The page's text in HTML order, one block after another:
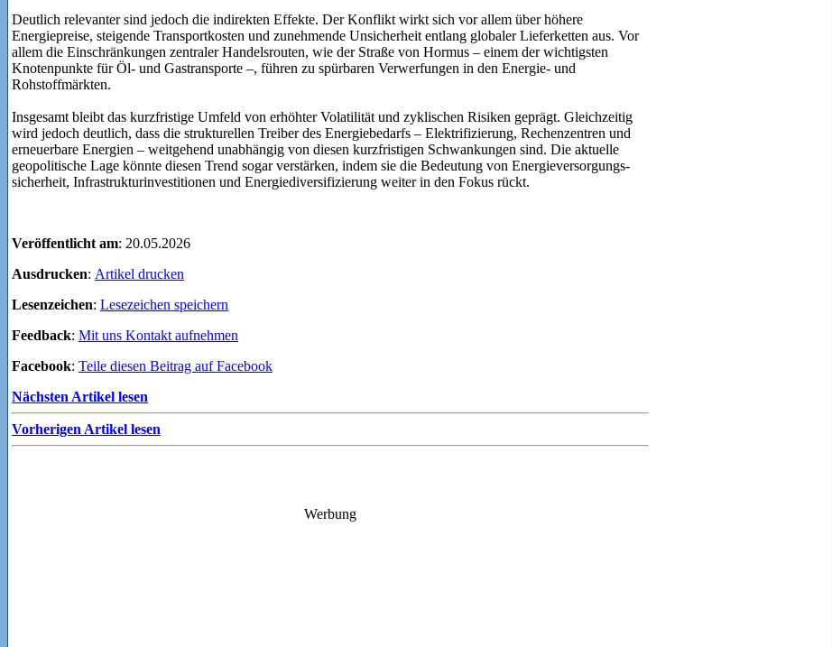
Deutlich relevanter sind jedoch die indirekten Effekte. Der Konflikt wirkt sich vor allem über höhere
Energiepreise, steigende Transportkosten und zunehmende Unsicherheit entlang globaler Lieferketten aus. Vor
allem die Einschränkungen zentraler Handelsrouten, wie der Straße von Hormus – einem der wichtigsten
Knotenpunkte für Öl- und Gastransporte –, führen zu spürbaren Verwerfungen in den Energie- und
Rohstoffmärkten.
Insgesamt bleibt das kurzfristige Umfeld von erhöhter Volatilität und zyklischen Risiken geprägt. Gleichzeitig
wird jedoch deutlich, dass die strukturellen Treiber des Energiebedarfs – Elektrifizierung, Rechenzentren und
erneuerbare Energien – weitgehend unabhängig von diesen kurzfristigen Schwankungen sind. Die aktuelle
geopolitische Lage könnte diesen Trend sogar verstär­ken, indem sie die Bedeutung von Energieversorgungs­
sicherheit, Infrastrukturinvestitionen und Energiediver­sifizierung weiter in den Fokus rückt.
Veröffentlicht am: 20.05.2026
Ausdrucken: Artikel drucken
Lesenzeichen: Lesezeichen speichern
Feedback: Mit uns Kontakt aufnehmen
Facebook: Teile diesen Beitrag auf Facebook
Nächsten Artikel lesen
Vorherigen Artikel lesen
Werbung